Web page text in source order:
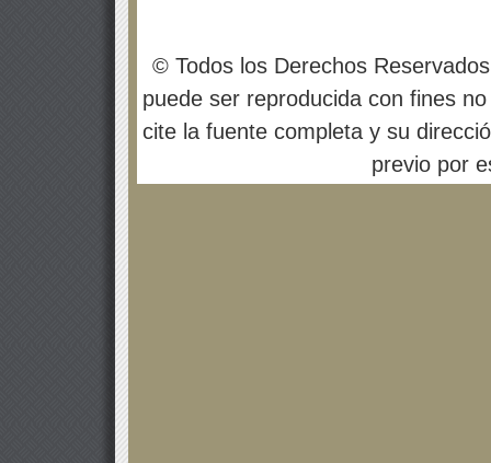
© Todos los Derechos
puede ser reproducida con fines
cite la fuente completa y su
previo por